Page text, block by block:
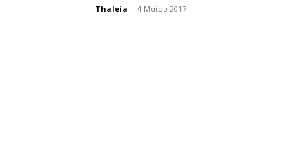
Thaleia - 4 Μαΐου 2017